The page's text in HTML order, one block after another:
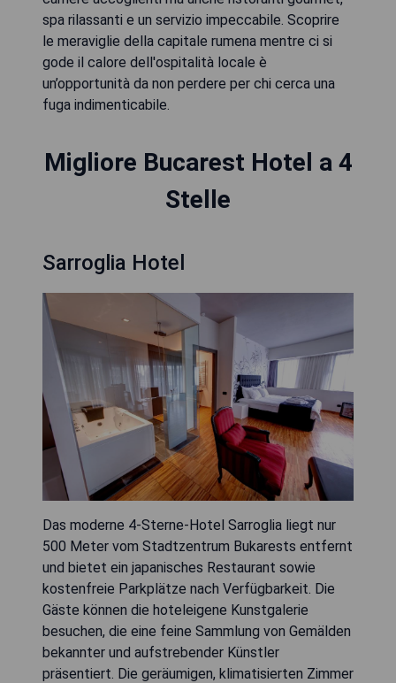
spa rilassanti e un servizio impeccabile. Scoprire
le meraviglie della capitale rumena mentre ci si
gode il calore dell'ospitalità locale è
un’opportunità da non perdere per chi cerca una
fuga indimenticabile.
Migliore Bucarest Hotel a 4
Stelle
Sarroglia Hotel
Das moderne 4-Sterne-Hotel Sarroglia liegt nur
500 Meter vom Stadtzentrum Bukarests entfernt
und bietet ein japanisches Restaurant sowie
kostenfreie Parkplätze nach Verfügbarkeit. Die
Gäste können die hoteleigene Kunstgalerie
besuchen, die eine feine Sammlung von Gemälden
bekannter und aufstrebender Künstler
präsentiert. Die geräumigen, klimatisierten Zimmer